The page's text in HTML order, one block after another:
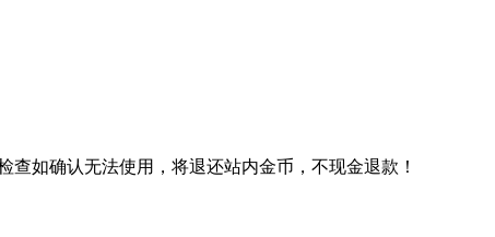
如确认无法使用，将退还站内金币，不现金退款！